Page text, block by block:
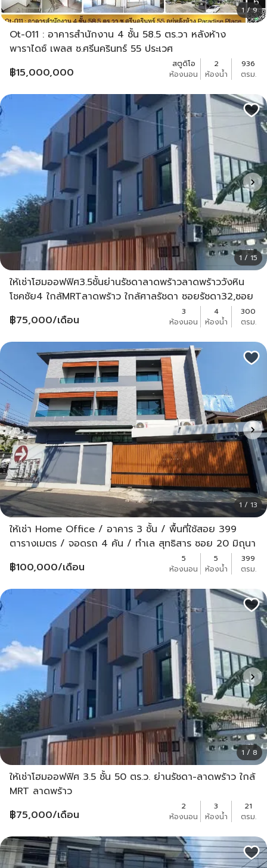
1 / 9
Ot-011 : อาคารสำนักงาน 4 ชั้น 58.5 ตร.วา หลังห้าง
พาราไดซ์ เพลส ซ.ศรีนครินทร์ 55 ประเวศ
฿15,000,000
สตูดิโอ
ห้องนอน
2
ห้องน้ำ
936
ตรม.
1 / 15
ให้เช่าโฮมออฟฟิศ3.5ชั้นย่านรัชดาลาดพร้าวลาดพร้าววังหิน
โชคชัย4 ใกล้MRTลาดพร้าว ใกล้ศาลรัชดา ซอยรัชดา32,ซอย
฿75,000/เดือน
3
ห้องนอน
4
ห้องน้ำ
300
ตรม.
1 / 13
ให้เช่า Home Office / อาคาร 3 ชั้น / พื้นที่ใช้สอย 399
ตารางเมตร / จอดรถ 4 คัน / ทำเล สุทธิสาร ซอย 20 มิถุนา
฿100,000/เดือน
5
ห้องนอน
5
ห้องน้ำ
399
ตรม.
1 / 8
ให้เช่าโฮมออฟฟิศ 3.5 ชั้น 50 ตร.ว. ย่านรัชดา-ลาดพร้าว ใกล้
MRT ลาดพร้าว
฿75,000/เดือน
2
ห้องนอน
3
ห้องน้ำ
21
ตรม.